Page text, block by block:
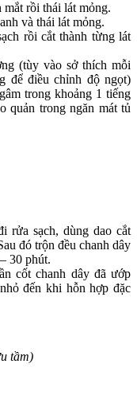
rồi thái lát mỏng.
và thái lát mỏng.
rồi cắt thành từng lát
(tùy vào sở thích mỗi
để điều chỉnh độ ngọt)
trong khoảng 1 tiếng
quản trong ngăn mát tủ
rửa sạch, dùng dao cắt
đó trộn đều chanh dây
30 phút.
cốt chanh dây đã ướp
đến khi hỗn hợp đặc
tầm)